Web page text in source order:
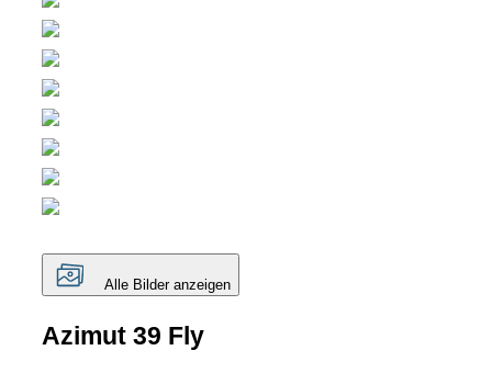
Alle Bilder anzeigen
Azimut 39 Fly